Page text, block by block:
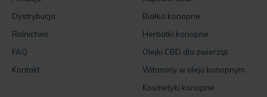
Dystrybucja
Rolnictwo
FAQ
Kontakt
Białko konopne
Herbatki konopne
Olejki CBD dla zwierząt
Witaminy w oleju konopnym
Kosmetyki konopne